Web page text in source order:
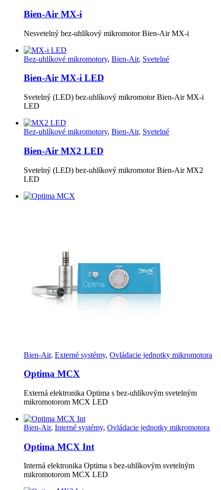
Bien-Air MX-i
Nesvetelný bez-uhlíkový mikromotor Bien-Air MX-i
Bez-uhlíkové mikromotory, Bien-Air, Svetelné
Bien-Air MX-i LED
Svetelný (LED) bez-uhlíkový mikromotor Bien-Air MX-i
LED
Bez-uhlíkové mikromotory, Bien-Air, Svetelné
Bien-Air MX2 LED
Svetelný (LED) bez-uhlíkový mikromotor Bien-Air MX2
LED
Bien-Air, Externé systémy, Ovládacie jednotky mikromotora
Optima MCX
Externá elektronika Optima s bez-uhlíkovým svetelným
mikromotorom MCX LED
Bien-Air, Interné systémy, Ovládacie jednotky mikromotora
Optima MCX Int
Interná elektronika Optima s bez-uhlíkovým svetelným
mikromotorom MCX LED